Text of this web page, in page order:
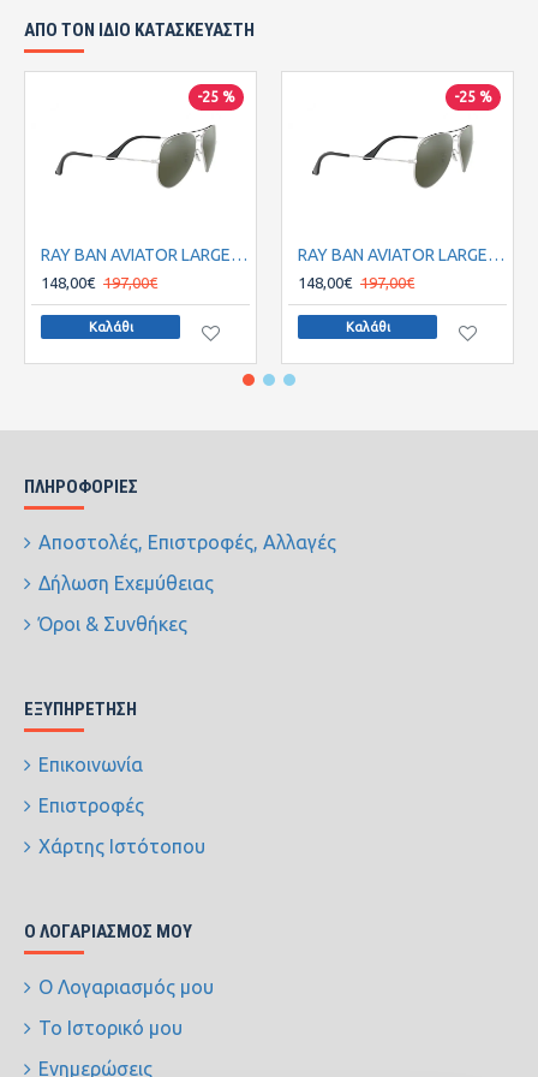
ΑΠΌ ΤΟΝ ΊΔΙΟ ΚΑΤΑΣΚΕΥΑΣΤΉ
-25 %
RAY BAN AVIATOR LARGE METAL RB3025/W3275 55
148,00€ 197,00€
Καλάθι
-25 %
RAY BAN AVIATOR LARGE METAL RB3025/W3277 58
148,00€ 197,00€
Καλάθι
ΠΛΗΡΟΦΟΡΊΕΣ
Αποστολές, Επιστροφές, Αλλαγές
Δήλωση Εχεμύθειας
Όροι & Συνθήκες
ΕΞΥΠΗΡΈΤΗΣΗ
Επικοινωνία
Επιστροφές
Χάρτης Ιστότοπου
Ο ΛΟΓΑΡΙΑΣΜΌΣ ΜΟΥ
Ο Λογαριασμός μου
Το Ιστορικό μου
Ενημερώσεις